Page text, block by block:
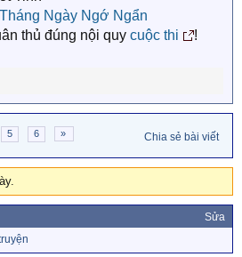
Ngày Ngớ Ngẩn
thủ đúng nội quy cuộc thi !
5 6 » Chia sẻ bài viết
Sửa